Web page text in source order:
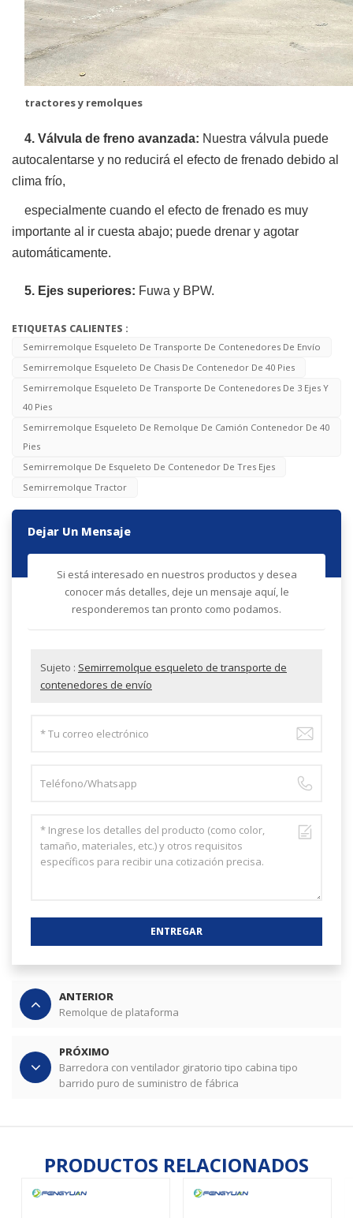
tractores y remolques
4. Válvula de freno avanzada: Nuestra válvula puede
autocalentarse y no reducirá el efecto de frenado debido al
clima frío,
especialmente cuando el efecto de frenado es muy
importante al ir cuesta abajo; puede drenar y agotar
automáticamente.
5. Ejes superiores: Fuwa y BPW.
ETIQUETAS CALIENTES :
Semirremolque Esqueleto De Transporte De Contenedores De Envío
Semirremolque Esqueleto De Chasis De Contenedor De 40 Pies
Semirremolque Esqueleto De Transporte De Contenedores De 3 Ejes Y
40 Pies
Semirremolque Esqueleto De Remolque De Camión Contenedor De 40
Pies
Semirremolque De Esqueleto De Contenedor De Tres Ejes
Semirremolque Tractor
Dejar Un Mensaje
Si está interesado en nuestros productos y desea
conocer más detalles, deje un mensaje aquí, le
responderemos tan pronto como podamos.
Sujeto : Semirremolque esqueleto de transporte de
contenedores de envío
ENTREGAR
ANTERIOR
Remolque de plataforma
PRÓXIMO
Barredora con ventilador giratorio tipo cabina tipo
barrido puro de suministro de fábrica
PRODUCTOS RELACIONADOS